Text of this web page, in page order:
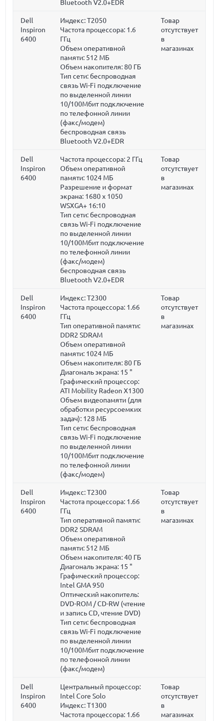
Bluetooth V2.0+EDR
Dell
Inspiron
6400
Индекс: T2050
Частота процессора: 1.6
ГГц
Объем оперативной
памяти: 512 МБ
Объем накопителя:80 ГБ
Тип сети: беспроводная
связь Wi-Fi подключение
по выделенной линии
10/100Мбит подключение
по телефонной линии
(факс/модем)
беспроводная связь
Bluetooth V2.0+EDR
Товар
отсутствует
в
магазинах
Dell
Inspiron
6400
Частота процессора: 2 ГГц
Объем оперативной
памяти: 1024 МБ
Разрешение и формат
экрана: 1680 x 1050
WSXGA+ 16:10
Тип сети: беспроводная
связь Wi-Fi подключение
по выделенной линии
10/100Мбит подключение
по телефонной линии
(факс/модем)
беспроводная связь
Bluetooth V2.0+EDR
Товар
отсутствует
в
магазинах
Dell
Inspiron
6400
Индекс: T2300
Частота процессора: 1.66
ГГц
Тип оперативной памяти:
DDR2 SDRAM
Объем оперативной
памяти: 1024 МБ
Объем накопителя:80 ГБ
Диагональ экрана: 15 "
Графический процессор:
ATI Mobility Radeon X1300
Объем видеопамяти (для
обработки ресурсоемких
задач): 128 МБ
Тип сети: беспроводная
связь Wi-Fi подключение
по выделенной линии
10/100Мбит подключение
по телефонной линии
(факс/модем)
Товар
отсутствует
в
магазинах
Dell
Inspiron
6400
Индекс: T2300
Частота процессора: 1.66
ГГц
Тип оперативной памяти:
DDR2 SDRAM
Объем оперативной
памяти: 512 МБ
Объем накопителя:40 ГБ
Диагональ экрана: 15 "
Графический процессор:
Intel GMA 950
Оптический накопитель:
DVD-ROM / CD-RW (чтение
и запись CD, чтение DVD)
Тип сети: беспроводная
связь Wi-Fi подключение
по выделенной линии
10/100Мбит подключение
по телефонной линии
(факс/модем)
Товар
отсутствует
в
магазинах
Dell
Inspiron
6400
Центральный процессор:
Intel Core Solo
Индекс: T1300
Частота процессора: 1.66
Товар
отсутствует
в
магазинах